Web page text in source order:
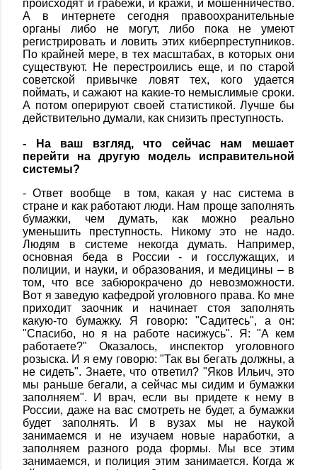
происходят и грабежи, и кражи, и мошенничество.
А в интернете сегодня правоохранительные
органы либо не могут, либо пока не умеют
регистрировать и ловить этих киберпреступников.
По крайней мере, в тех масштабах, в которых они
существуют. Не перестроились еще, и по старой
советской привычке ловят тех, кого удается
поймать, и сажают на какие-то немыслимые сроки.
А потом оперируют своей статистикой. Лучше бы
действительно думали, как снизить преступность.
- На ваш взгляд, что сейчас нам мешает
перейти на другую модель исправительной
системы?
- Ответ вообще в том, какая у нас система в
стране и как работают люди. Нам проще заполнять
бумажки, чем думать, как можно реально
уменьшить преступность. Никому это не надо.
Людям в системе некогда думать. Например,
основная беда в России - и госслужащих, и
полиции, и науки, и образования, и медицины – в
том, что все забюрокрачено до невозможности.
Вот я заведую кафедрой уголовного права. Ко мне
приходит заочник и начинает стоя заполнять
какую-то бумажку. Я говорю: "Садитесь", а он:
"Спасибо, но я на работе насижусь". Я: "А кем
работаете?" Оказалось, инспектор уголовного
розыска. И я ему говорю: "Так вы бегать должны, а
не сидеть". Знаете, что ответил? "Яков Ильич, это
мы раньше бегали, а сейчас мы сидим и бумажки
заполняем". И врач, если вы придете к нему в
России, даже на вас смотреть не будет, а бумажки
будет заполнять. И в вузах мы не наукой
занимаемся и не изучаем новые наработки, а
заполняем разного рода формы. Мы все этим
занимаемся, и полиция этим занимается. Когда ж